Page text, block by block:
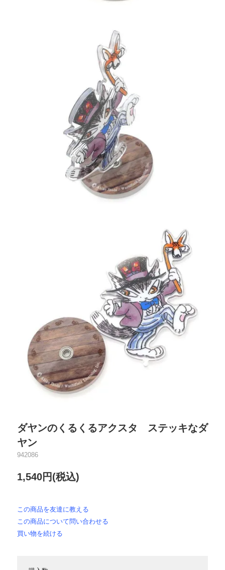
ダヤンのくるくるアクスタ ステッキなダ
ヤン
942086
1,540円(税込)
この商品を友達に教える
この商品について問い合わせる
買い物を続ける